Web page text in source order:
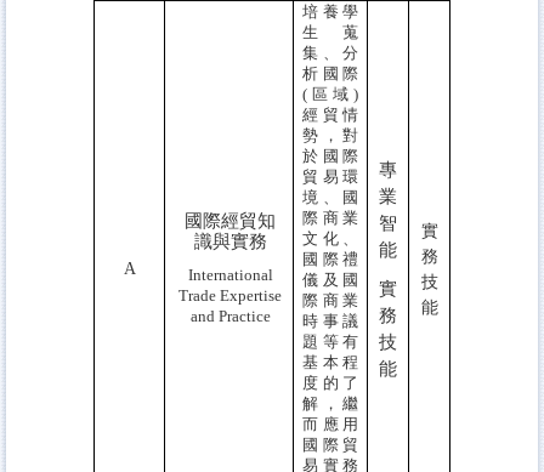
A
國際經貿知
識與實務
International
TradeExpertise
and Practice
培養學
生蒐
集、分
析國際
( 區域 )
經貿情
勢，對
於國際
貿易環
境、國
際商業
文化、
國際禮
儀及國
際商業
時事議
題等有
基本程
度的了
解，繼
而應用
國際貿
易實務
專
業
智
能
實
務
技
能
實
務
技
能